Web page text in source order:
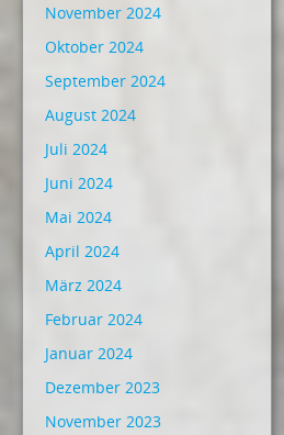
November 2024
Oktober 2024
September 2024
August 2024
Juli 2024
Juni 2024
Mai 2024
April 2024
März 2024
Februar 2024
Januar 2024
Dezember 2023
November 2023